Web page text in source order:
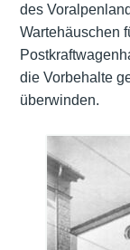
des
Wartehäuschen
die Vorbehalte
überwinden.